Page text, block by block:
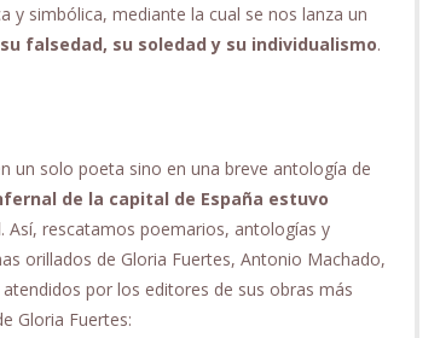
y simbólica, mediante la cual se nos lanza un
falsedad, su soledad y su individualismo.
un solo poeta sino en una breve antología de
de la capital de España estuvo
. Así, rescatamos poemarios, antologías y
orillados de Gloria Fuertes, Antonio Machado,
por los editores de sus obras más
Gloria Fuertes: